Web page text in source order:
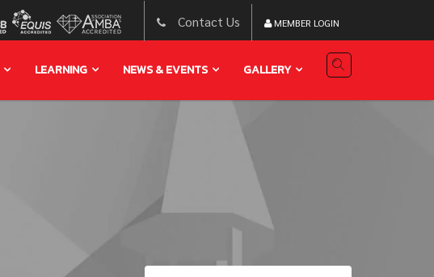
Contact Us MEMBER LOGIN
LEARNING NEWS & EVENTS GALLERY